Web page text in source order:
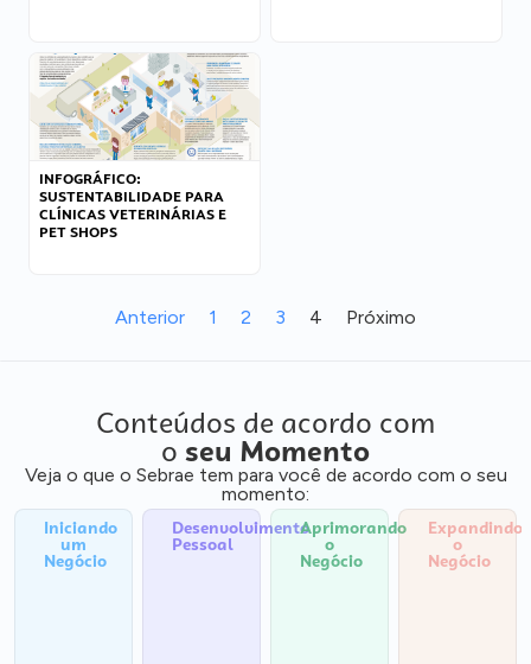
INFOGRÁFICO:
SUSTENTABILIDADE PARA
CLÍNICAS VETERINÁRIAS E
PET SHOPS
Anterior 1 2 3 4 Próximo
Conteúdos de acordo com
o seu Momento
Veja o que o Sebrae tem para você de acordo com o seu
momento:
Iniciando
um
Negócio
Desenvolvimento
Pessoal
Aprimorando
o
Negócio
Expandindo
o
Negócio